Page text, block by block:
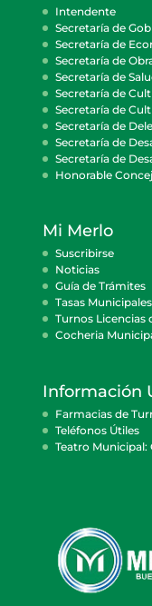
Intendente
Secretaría de
Secretaría de
Secretaría de
Secretaría de
Secretaría de
Secretaría de
Secretaría de
Secretaría de
Secretaría de
Honorable
Mi Merlo
Suscribirse
Noticias
Guía de Trámites
Tasas Municipales
Turnos Licencias
Cocheria
Información
Farmacias de
Teléfonos Útiles
Teatro Municipal: